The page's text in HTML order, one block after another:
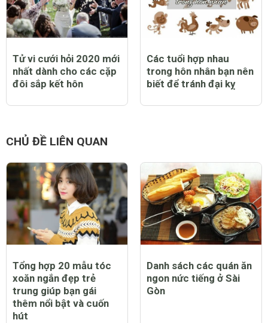
Tử vi cưới hỏi 2020 mới
nhất dành cho các cặp
đôi sắp kết hôn
Các tuổi hợp nhau
trong hôn nhân bạn nên
biết để tránh đại kỵ
CHỦ ĐỀ LIÊN QUAN
Tổng hợp 20 mẫu tóc
xoăn ngắn đẹp trẻ
trung giúp bạn gái
thêm nổi bật và cuốn
hút
Danh sách các quán ăn
ngon nức tiếng ở Sài
Gòn